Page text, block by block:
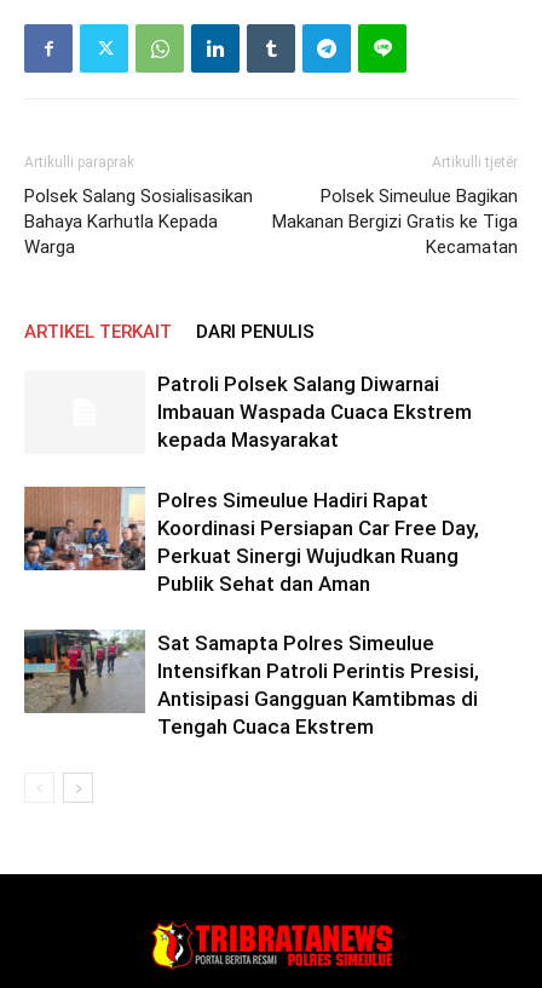
Artikulli paraprak
Polsek Salang Sosialisasikan
Bahaya Karhutla Kepada
Warga
Artikulli tjetër
Polsek Simeulue Bagikan
Makanan Bergizi Gratis ke Tiga
Kecamatan
ARTIKEL TERKAIT DARI PENULIS
Patroli Polsek Salang Diwarnai
Imbauan Waspada Cuaca Ekstrem
kepada Masyarakat
Polres Simeulue Hadiri Rapat
Koordinasi Persiapan Car Free Day,
Perkuat Sinergi Wujudkan Ruang
Publik Sehat dan Aman
Sat Samapta Polres Simeulue
Intensifkan Patroli Perintis Presisi,
Antisipasi Gangguan Kamtibmas di
Tengah Cuaca Ekstrem